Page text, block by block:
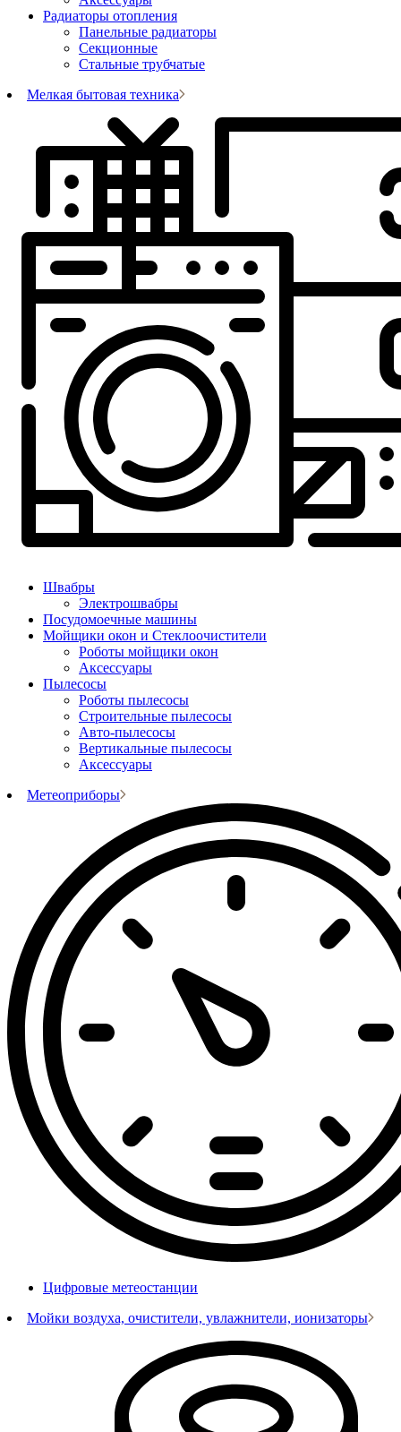
Радиаторы отопления
Панельные радиаторы
Секционные
Стальные трубчатые
Мелкая бытовая техника
Швабры
Электрошвабры
Посудомоечные машины
Мойщики окон и Стеклоочистители
Роботы мойщики окон
Аксессуары
Пылесосы
Роботы пылесосы
Строительные пылесосы
Авто-пылесосы
Вертикальные пылесосы
Аксессуары
Метеоприборы
Цифровые метеостанции
Мойки воздуха, очистители, увлажнители, ионизаторы